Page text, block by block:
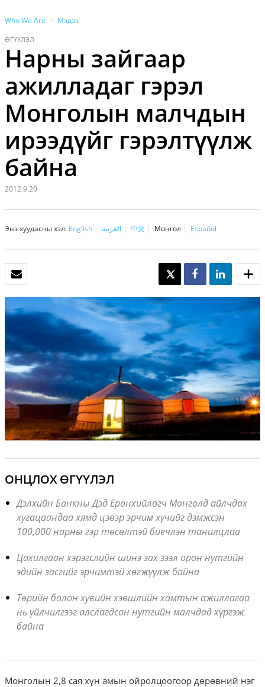
Who We Are Мэдээ
ӨГҮҮЛЭЛ
Нарны зайгаар
ажилладаг гэрэл
Монголын малчдын
ирээдүйг гэрэлтүүлж
байна
2012.9.20
Энэ хуудасны хэл: English العربية 中文 Монгол Español
TWEET SHARE SHARE
ОНЦЛОХ ӨГҮҮЛЭЛ
Дэлхийн Банкны Дэд Ерөнхийлөгч Монголд айлчдах
хугацаандаа хямд цэвэр эрчим хүчийг дэмжсэн
100,000 нарны гэр төсөлтэй биечлэн танилцлаа
Цахилгаан хэрэгслийн шинэ зах зээл орон нутгийн
эдийн засгийг эрчимтэй хөгжүүлж байна
Төрийн болон хувийн хэвшлийн хамтын ажиллагаа
нь үйлчилгээг алслагдсан нутгийн малчдад хүргэж
байна
Монголын 2,8 сая хүн амын ойролцоогоор дөрөвний нэг